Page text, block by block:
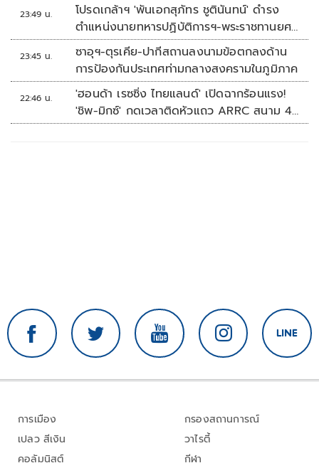
23:49 น.
โปรดเกล้าฯ 'พันเอกสุภัทร ชูตินันทน์' ดำรง
ตำแหน่งนายทหารปฏิบัติการฯ-พระราชทานยศ
'พลตรี'
23:45 น.
ซาอุฯ-ตุรเคีย-ปากีสถานลงนามข้อตกลงด้าน
การป้องกันประเทศท่ามกลางสงครามในภูมิภาค
22:46 น.
'ฮอนด้า เรซซิ่ง ไทยแลนด์' เปิดฉากร้อนแรง!
'ชิพ-มิกซ์' กดเวลาติดหัวแถว ARRC สนาม 4
ที่มัลดาลิกา
การเมือง
เปลว สีเงิน
คอลัมนิสต์
กรองสถานการณ์
วาไรตี้
กีฬา